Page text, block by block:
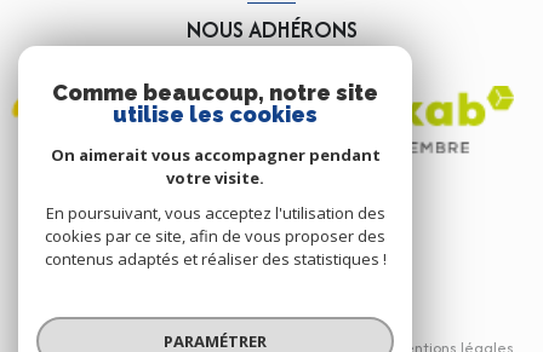
NOUS ADHÉRONS
© 2026 | Tous droits réservés
Comme beaucoup, notre site
utilise les cookies
On aimerait vous accompagner pendant
votre visite.
En poursuivant, vous acceptez l'utilisation des
cookies par ce site, afin de vous proposer des
contenus adaptés et réaliser des statistiques !
PARAMÉTRER